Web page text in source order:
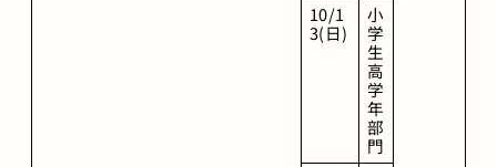
10/1
3(日)
小
学
生
高
学
年
部
門